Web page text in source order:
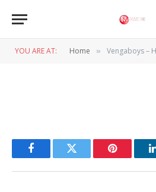
YOU ARE AT: Home » Vengaboys –
FacebookTwitter Pinterest